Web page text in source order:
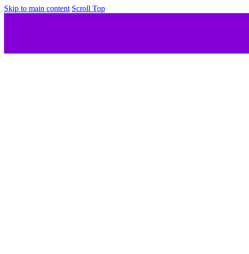
Skip to main content Scroll Top